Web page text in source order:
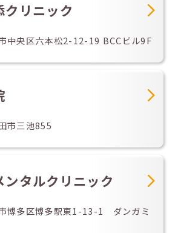
クリニック
中央区六本松2-12-19 BCCビル9F
市三池855
ンタルクリニック
博多区博多駅東1-13-1 ダンガミ